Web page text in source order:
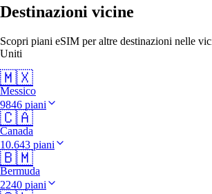
Destinazioni vicine
Scopri piani eSIM per altre destinazioni nelle
Uniti
🇲🇽
Messico
9846 piani
🇨🇦
Canada
10.643 piani
🇧🇲
Bermuda
2240 piani